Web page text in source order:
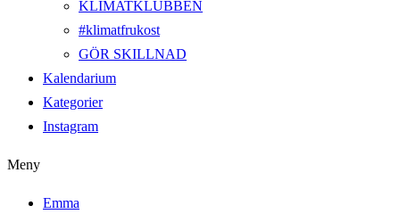
KLIMATKLUBBEN
#klimatfrukost
GÖR SKILLNAD
Kalendarium
Kategorier
Instagram
Meny
Emma